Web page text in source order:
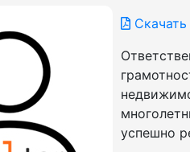
Скачать
успешно